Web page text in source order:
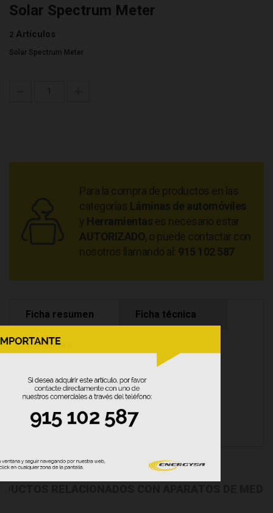
Solar Spectrum Meter
2 Artículos
Solar Spectrum Meter
Para la compra de productos en las
categorías Láminas de automóviles
y Herramientas es necesario estar
AUTORIZADO, o puede contactar con
nosotros llamando al: 915 102 587
Ficha resumen Ficha técnica
Opiniones
Solar Spectrum Meter